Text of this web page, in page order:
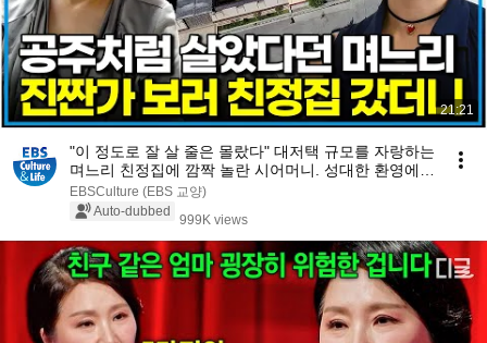
21:21
"이 정도로 잘 살 줄은 몰랐다" 대저택 규모를 자랑하는
며느리 친정집에 깜짝 놀란 시어머니. 성대한 환영에
몸 둘 바를 모르는데...｜다문화 고부열전｜알고e즘
EBSCulture (EBS 교양)
Auto-dubbed
999K views